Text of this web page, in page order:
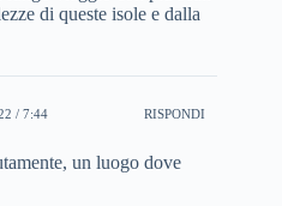
di queste isole e dalla
/ 7:44 RISPONDI
un luogo dove